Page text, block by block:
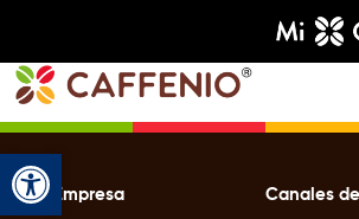
Abrir barra de
Empresa Canales